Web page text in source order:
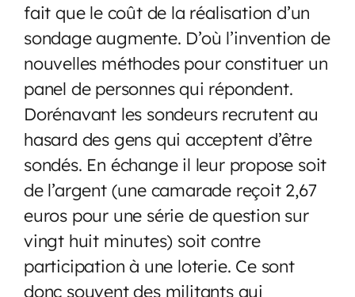
fait que le coût de la réalisation d’un
sondage augmente. D’où l’invention de
nouvelles méthodes pour constituer un
panel de personnes qui répondent.
Dorénavant les sondeurs recrutent au
hasard des gens qui acceptent d’être
sondés. En échange il leur propose soit
de l’argent (une camarade reçoit 2,67
euros pour une série de question sur
vingt huit minutes) soit contre
participation à une loterie. Ce sont
donc souvent des militants qui